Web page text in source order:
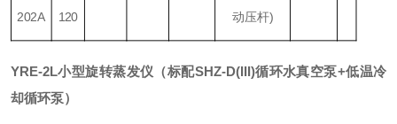
202A
120
动压杆)
YRE-2L小型旋转蒸发仪（标配SHZ-D(III)循环水真空泵+低温冷
却循环泵）